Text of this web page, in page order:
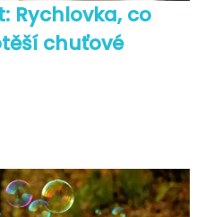
Rychlovka, co
chuťové